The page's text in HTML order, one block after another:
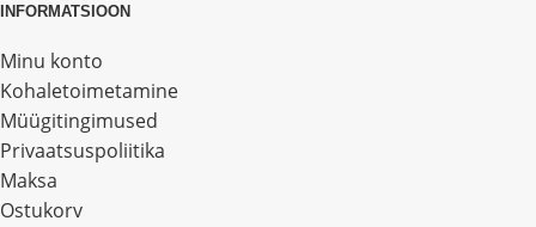
INFORMATSIOON
Minu konto
Kohaletoimetamine
Müügitingimused
Privaatsuspoliitika
Maksa
Ostukorv